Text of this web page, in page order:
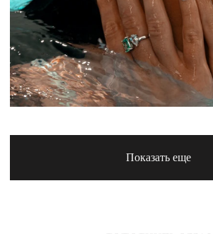
-30%
Серебряное
-30%
Серебряное
-30% -30%
Показать еще